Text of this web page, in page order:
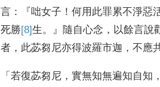
言 ：『咄女子 ！何用此罪累不淨惡
死勝[8]生。』 隨自心念 ， 以餘言說
者 ， 此苾芻尼亦得波羅市迦 ，不應
「若復苾芻尼 ，實無知無遍知自知